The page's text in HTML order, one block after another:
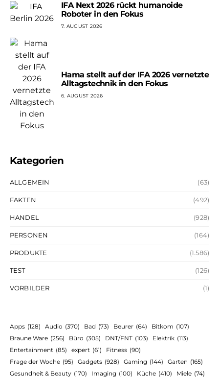
IFA Next 2026 rückt humanoide
Roboter in den Fokus
7. AUGUST 2026
Hama stellt auf der IFA 2026 vernetzte
Alltagstechnik in den Fokus
6. AUGUST 2026
Kategorien
ALLGEMEIN (63)
FAKTEN (492)
HANDEL (928)
PERSONEN (164)
PRODUKTE (1.586)
TEST (126)
VORBILDER (1)
Apps (128) Audio (370) Bad (73) Beurer (64) Bitkom (107)
Braune Ware (256) Büro (305) DNT/FNT (103) Elektrik (113)
Entertainment (85) expert (61) Fitness (90)
Frage der Woche (95) Gadgets (928) Gaming (144) Garten (165)
Gesundheit & Beauty (170) Imaging (100) Küche (410) Miele (74)